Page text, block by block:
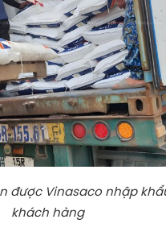
được Vinasaco nhập
khách hàng